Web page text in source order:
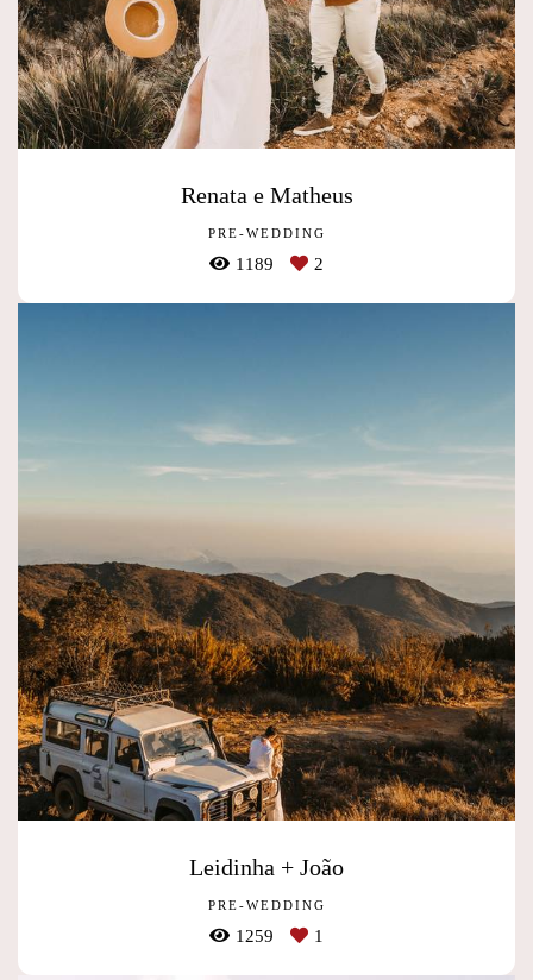
Renata e Matheus
PRE-WEDDING
1189 2
Leidinha + João
PRE-WEDDING
1259 1